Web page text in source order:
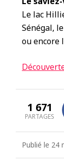
Le lac
Sénégal,
ou encore
1 671
PARTAGES
Publié le 24